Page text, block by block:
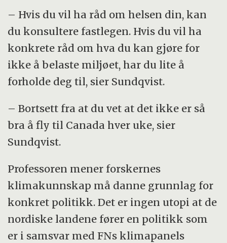
– Hvis du vil ha råd om helsen din, kan
du konsultere fastlegen. Hvis du vil ha
konkrete råd om hva du kan gjøre for
ikke å belaste miljøet, har du lite å
forholde deg til, sier Sundqvist.
– Bortsett fra at du vet at det ikke er så
bra å fly til Canada hver uke, sier
Sundqvist.
Professoren mener forskernes
klimakunnskap må danne grunnlag for
konkret politikk. Det er ingen utopi at de
nordiske landene fører en politikk som
er i samsvar med FNs klimapanels